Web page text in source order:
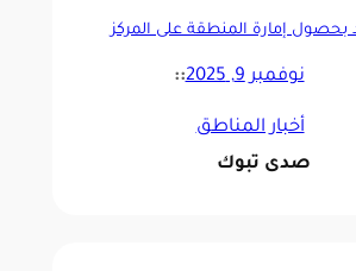
بحصول إمارة المنطقة على المركز
نوفمبر 9, 2025 ::
أخبار المناطق
صدى تبوك